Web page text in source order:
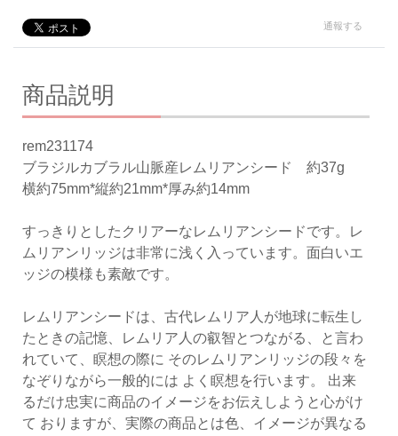
通報する
商品説明
rem231174
ブラジルカブラル山脈産レムリアンシード 約37g
横約75mm*縦約21mm*厚み約14mm
すっきりとしたクリアーなレムリアンシードです。レ
ムリアンリッジは非常に浅く入っています。面白いエ
ッジの模様も素敵です。
レムリアンシードは、古代レムリア人が地球に転生し
たときの記憶、レムリア人の叡智とつながる、と言わ
れていて、瞑想の際に そのレムリアンリッジの段々を
なぞりながら一般的には よく瞑想を行います。 出来
るだけ忠実に商品のイメージをお伝えしようと心がけ
て おりますが、実際の商品とは色、イメージが異なる